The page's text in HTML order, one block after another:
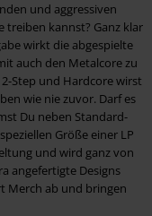
und aggressiven
treiben kannst? Ganz klar
wirkt die abgespielte
auch den Metalcore zu
Step und Hardcore wirst
wie nie zuvor. Darf es
Du neben Standard-
Größe einer LP
und wird ganz von
angefertigte Designs
Merch ab und bringen